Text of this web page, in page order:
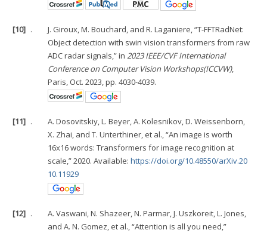
[10] .
J. Giroux, M. Bouchard, and R. Laganiere, “T-FFTRadNet:
Object detection with swin vision transformers from raw
ADC radar signals,” in2023 IEEE/CVF International
Conference on Computer Vision Workshops(ICCVW),
Paris, Oct. 2023, pp. 4030-4039.
[11] .
A. Dosovitskiy, L. Beyer, A. Kolesnikov, D. Weissenborn,
X. Zhai, and T. Unterthiner, et al., “An image is worth
16x16 words: Transformers for image recognition at
scale,” 2020. Available:https://doi.org/10.48550/arXiv.20
10.11929
[12] .
A. Vaswani, N. Shazeer, N. Parmar, J. Uszkoreit, L. Jones,
and A. N. Gomez, et al., “Attention is all you need,”